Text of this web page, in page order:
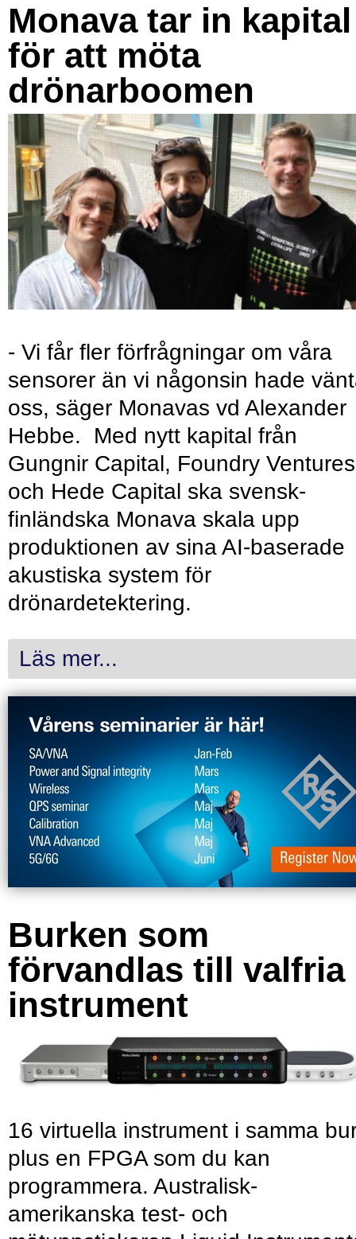
Monava tar in kapital
för att möta
drönarboomen
- Vi får fler förfrågningar om våra
sensorer än vi någonsin hade
oss, säger Monavas vd Alexander
Hebbe. Med nytt kapital från
Gungnir Capital, Foundry Ventures
och Hede Capital ska svensk-
finländska Monava skala upp
produktionen av sina AI-baserade
akustiska system för
drönardetektering.
Läs mer...
Burken som
förvandlas till valfria
instrument
16 virtuella instrument i samma
plus en FPGA som du kan
programmera. Australisk-
amerikanska test- och